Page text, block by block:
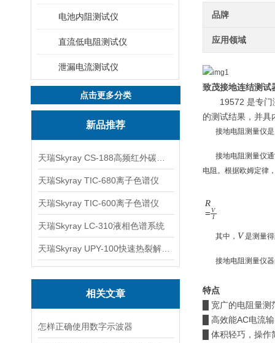
电池内阻测试仪
直流低电阻测试仪
泄漏电流测试仪
点击更多分类
新品推荐
天瑞Skyray TIC-680离子色谱仪
天瑞Skyray TIC-600离子色谱仪
天瑞Skyray LC-310液相色谱系统
相关文章
怎样正确使用数字示波器
品牌
应用领域
致茂接地连结测试
19572 是专门
的测试结果，并具
接地电阻测量仪是
接地电阻测量仪通
电阻。根据欧姆定律
R
= I
V
其中， V 是测量
接地电阻测量仪器
特点
宽广的电阻量测
高效能AC电流
体积轻巧，操作